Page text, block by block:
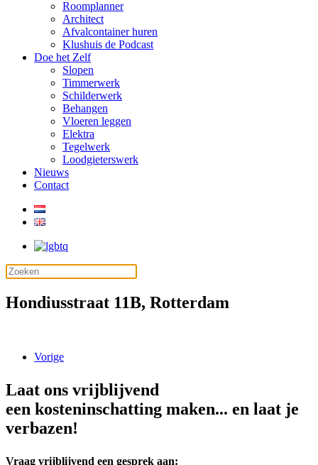
Roomplanner
Architect
Afvalcontainer huren
Klushuis de Podcast
Doe het Zelf
Slopen
Timmerwerk
Schilderwerk
Behangen
Vloeren leggen
Elektra
Tegelwerk
Loodgieterswerk
Nieuws
Contact
Hondiusstraat 11B, Rotterdam
Vorige
Laat ons vrijblijvend
een kosteninschatting maken... en laat je
verbazen!
Vraag vrijblijvend een gesprek aan: